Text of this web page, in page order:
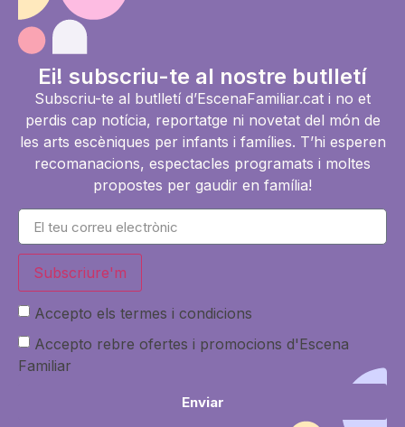
Ei! subscriu-te al nostre butlletí
Subscriu-te al butlletí d’EscenaFamiliar.cat i no et
perdis cap notícia, reportatge ni novetat del món de
les arts escèniques per infants i famílies. T’hi esperen
recomanacions, espectacles programats i moltes
propostes per gaudir en família!
Subscriure'm
Accepto els termes i condicions
Accepto rebre ofertes i promocions d'Escena
Familiar
Enviar